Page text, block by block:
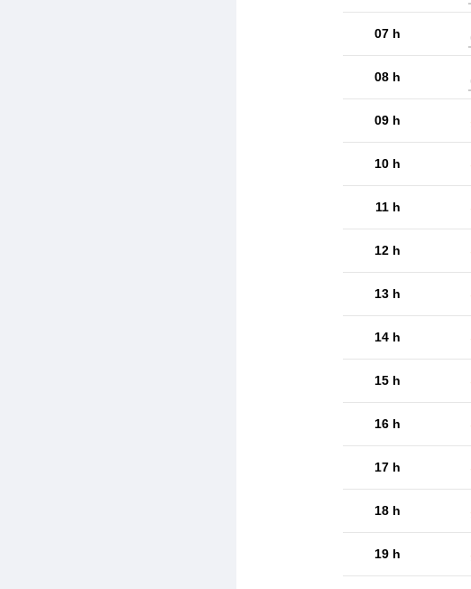
07 h
08 h
09 h
10 h
11 h
12 h
13 h
14 h
15 h
16 h
17 h
18 h
19 h